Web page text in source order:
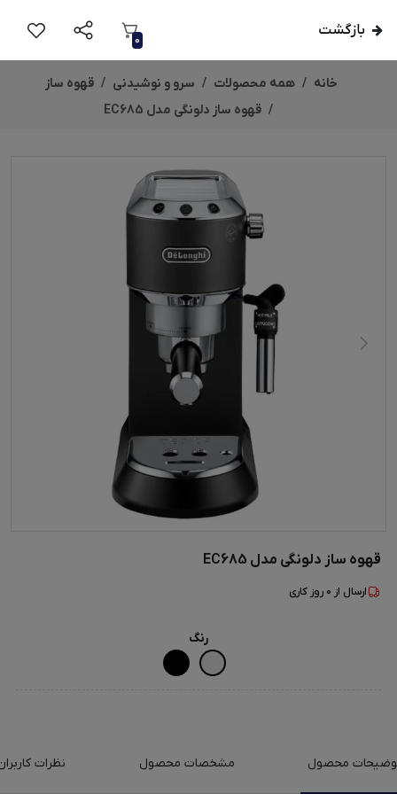
بازگشت
0
خانه همه محصولات سرو و نوشیدنی
قهوه ساز
قهوه ساز دلونگی مدل EC685
قهوه ساز دلونگی مدل EC685
ارسال از 0 روز کاری
رنگ
محصول مشخصات محصول نظرات